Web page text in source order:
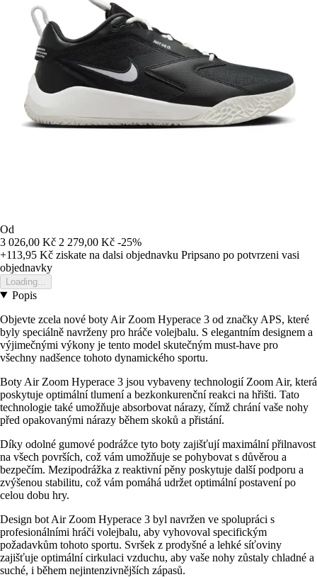
Od
3 026,00 Kč 2 279,00 Kč -25%
+113,95 Kč ziskate na dalsi objednavku Pripsano po potvrzeni vasi
objednavky
Loading...
Popis
Objevte zcela nové boty Air Zoom Hyperace 3 od značky APS, které
byly speciálně navrženy pro hráče volejbalu. S elegantním designem a
výjimečnými výkony je tento model skutečným must-have pro
všechny nadšence tohoto dynamického sportu.
Boty Air Zoom Hyperace 3 jsou vybaveny technologií Zoom Air, která
poskytuje optimální tlumení a bezkonkurenční reakci na hřišti. Tato
technologie také umožňuje absorbovat nárazy, čímž chrání vaše nohy
před opakovanými nárazy během skoků a přistání.
Díky odolné gumové podrážce tyto boty zajišťují maximální přilnavost
na všech površích, což vám umožňuje se pohybovat s důvěrou a
bezpečím. Mezipodrážka z reaktivní pěny poskytuje další podporu a
zvýšenou stabilitu, což vám pomáhá udržet optimální postavení po
celou dobu hry.
Design bot Air Zoom Hyperace 3 byl navržen ve spolupráci s
profesionálními hráči volejbalu, aby vyhovoval specifickým
požadavkům tohoto sportu. Svršek z prodyšné a lehké síťoviny
zajišťuje optimální cirkulaci vzduchu, aby vaše nohy zůstaly chladné a
suché, i během nejintenzivnějších zápasů.